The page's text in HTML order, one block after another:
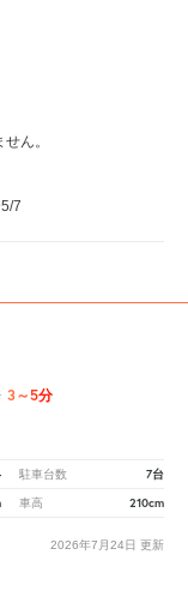
ん。
7
3～5分
駐車台数 7台
車高 210cm
2026年7月24日 更新